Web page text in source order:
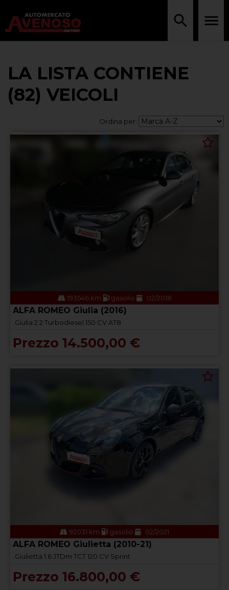
LA LISTA CONTIENE
(82) VEICOLI
Ordina per:
193546 km gasolio 02/2018
ALFA ROMEO Giulia (2016)
Giulia 2.2 Turbodiesel 150 CV AT8
Prezzo 14.500,00 €
92031 km gasolio 02/2021
ALFA ROMEO Giulietta (2010-21)
Giulietta 1.6 JTDm TCT 120 CV Sprint
Prezzo 16.800,00 €